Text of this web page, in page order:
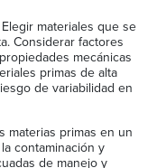
materiales que se
Considerar factores
mecánicas
primas de alta
de variabilidad en
materias primas en un
contaminación y
de manejo y